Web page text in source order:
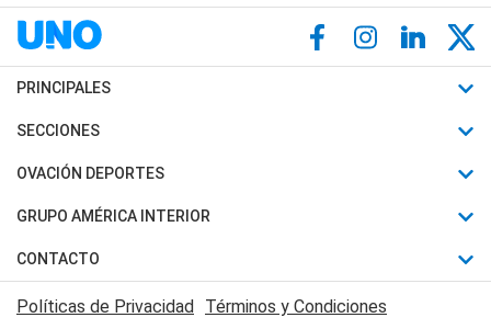
PRINCIPALES
Últimas Noticias
Política
Judiciales
Economia
SECCIONES
Horóscopo
Motores
Trucos caseros
Series y Películas
OVACIÓN DEPORTES
Fútbol
Mundial
Automovilismo
Rugby
GRUPO AMÉRICA INTERIOR
Canal 7 en Vivo
CONTACTO
Acerca de Nosotros
Políticas de Privacidad Términos y Condiciones